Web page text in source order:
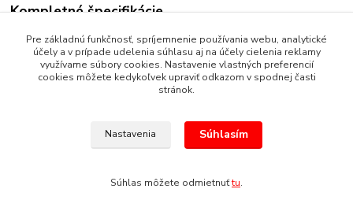
Kompletné špecifikácie
Kúzelník - kostým profesie, ktorý sa skladá z cylindra, fraku a
motýliku. Kostým je vyrobený zo 100% bavlnenej látky. Možno prať
pri teplote do 30° C. Vhodné pre deti predškolského veku veľkosť:
Tovar zaradený v kategóriách
Pre základnú funkčnosť, spríjemnenie používania webu, analytické
účely a v prípade udelenia súhlasu aj na účely cielenia reklamy
využívame súbory cookies. Nastavenie vlastných preferencií
cookies môžete kedykoľvek upraviť odkazom v spodnej časti
stránok.
Nastavenia Súhlasím
Súhlas môžete odmietnuťtu.